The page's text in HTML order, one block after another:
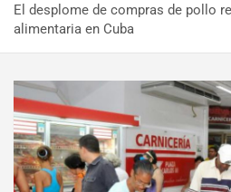
El desplome de compras de pollo
alimentaria en Cuba